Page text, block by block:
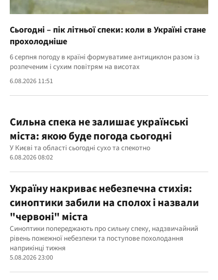
Сьогодні – пік літньої спеки: коли в Україні стане
прохолодніше
6 серпня погоду в країні формуватиме антициклон разом із
розпеченим і сухим повітрям на висотах
6.08.2026 11:51
Сильна спека не залишає українські
міста: якою буде погода сьогодні
У Києві та області сьогодні сухо та спекотно
6.08.2026 08:02
Україну накриває небезпечна стихія:
синоптики забили на сполох і назвали
"червоні" міста
Синоптики попереджають про сильну спеку, надзвичайний
рівень пожежної небезпеки та поступове похолодання
наприкінці тижня
5.08.2026 23:00